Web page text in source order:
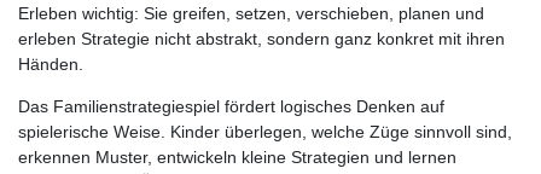
Erleben wichtig: Sie greifen, setzen, verschieben, planen und
erleben Strategie nicht abstrakt, sondern ganz konkret mit ihren
Händen.
Das Familienstrategiespiel fördert logisches Denken auf
spielerische Weise. Kinder überlegen, welche Züge sinnvoll sind,
erkennen Muster, entwickeln kleine Strategien und lernen